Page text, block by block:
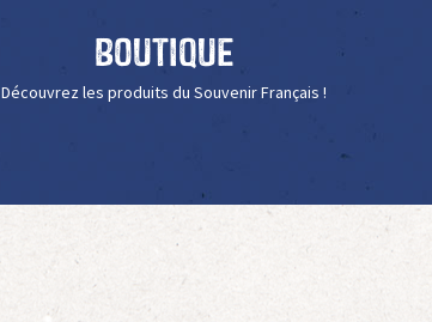
Boutique
Découvrez les produits du Souvenir Français !